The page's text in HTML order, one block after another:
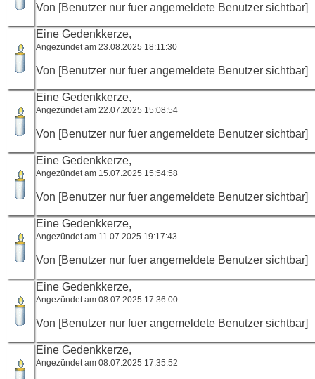
Von [Benutzer nur fuer angemeldete Benutzer sichtbar]
Eine Gedenkkerze,
Angezündet am 23.08.2025 18:11:30
Von [Benutzer nur fuer angemeldete Benutzer sichtbar]
Eine Gedenkkerze,
Angezündet am 22.07.2025 15:08:54
Von [Benutzer nur fuer angemeldete Benutzer sichtbar]
Eine Gedenkkerze,
Angezündet am 15.07.2025 15:54:58
Von [Benutzer nur fuer angemeldete Benutzer sichtbar]
Eine Gedenkkerze,
Angezündet am 11.07.2025 19:17:43
Von [Benutzer nur fuer angemeldete Benutzer sichtbar]
Eine Gedenkkerze,
Angezündet am 08.07.2025 17:36:00
Von [Benutzer nur fuer angemeldete Benutzer sichtbar]
Eine Gedenkkerze,
Angezündet am 08.07.2025 17:35:52